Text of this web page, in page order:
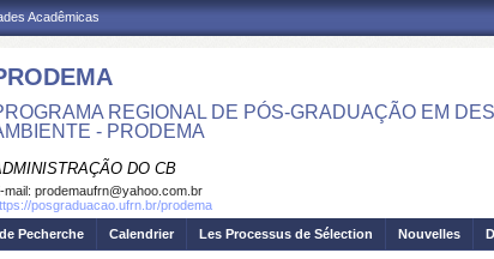
Acadêmicas
REGIONAL DE PÓS-GRADUAÇÃO EM
- PRODEMA
DO CB
mail: prodemaufrn@yahoo.com.br
posgraduacao.ufrn.br/prodema
Pecherche Calendrier Les Processus de Sélection Nouvelles